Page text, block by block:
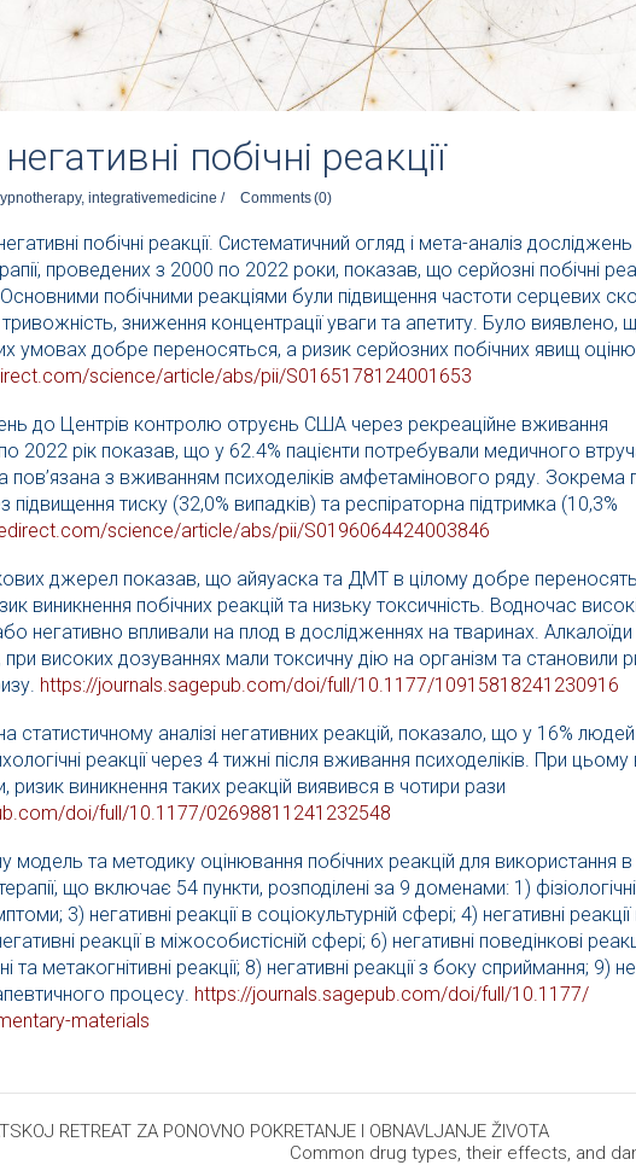
побічні реакції
, integrativemedicine / Comments(0)
побічні реакції. Систематичний огляд і мета-аналіз досліджень
проведених з 2000 по 2022 роки, показав, що серйозні побічні
Основними побічними реакціями були підвищення частоти серцевих
зниження концентрації уваги та апетиту. Було виявлено,
умовах добре переносяться, а ризик серйозних побічних явищ
science/article/abs/pii/S0165178124001653
до Центрів контролю отруєнь США через рекреаційне вживання
2022 рік показав, що у 62.4% пацієнти потребували медичного
пов’язана з вживанням психоделіків амфетамінового ряду. Зокрема
тиску (32,0% випадків) та респіраторна підтримка (10,3%
science/article/abs/pii/S0196064424003846
джерел показав, що айяуаска та ДМТ в цілому добре
виникнення побічних реакцій та низьку токсичність. Водночас
негативно впливали на плод в дослідженнях на тваринах.
високих дозуваннях мали токсичну дію на організм та становили
https://journals.sagepub.com/doi/full/10.1177/10915818241230916
аналізі негативних реакцій, показало, що у 16% людей
реакції через 4 тижні після вживання психоделіків. При
ризик виникнення таких реакцій виявився в чотири рази
doi/full/10.1177/02698811241232548
модель та методику оцінювання побічних реакцій для використання в
що включає 54 пункти, розподілені за 9 доменами: 1) фізіологічні
3) негативні реакції в соціокультурній сфері; 4) негативні реакції
реакції в міжособистісній сфері; 6) негативні поведінкові
та метакогнітивні реакції; 8) негативні реакції з боку сприймання; 9)
процесу. https://journals.sagepub.com/doi/full/10.1177/
materials
RETREAT ZA PONOVNO POKRETANJE I OBNAVLJANJE ŽIVOTA
Common drug types, their effects, and